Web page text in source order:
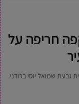
חריפה על
גבעת שמואל יוסי ברודני.